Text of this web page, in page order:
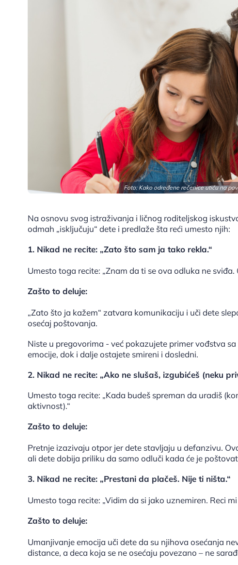
Foto: Kako određene rečenice utiču na
Na osnovu svog istraživanja i ličnog roditeljskog
odmah „isključuju“ dete i predlaže šta reći umesto njih:
1. Nikad ne recite: „Zato što sam ja tako rekla.“
Umesto toga recite: „Znam da ti se ova odluka ne
Zašto to deluje:
„Zato što ja kažem“ zatvara komunikaciju i uči dete
osećaj poštovanja.
Niste u pregovorima - već pokazujete primer vođstva
emocije, dok i dalje ostajete smireni i dosledni.
2. Nikad ne recite: „Ako ne slušaš, izgubićeš (neku
Umesto toga recite: „Kada budeš spreman da uradiš
aktivnost).“
Zašto to deluje:
Pretnje izazivaju otpor jer dete stavljaju u defanzivu.
ali dete dobija priliku da samo odluči kada će je
3. Nikad ne recite: „Prestani da plačeš. Nije ti ništa.“
Umesto toga recite: „Vidim da si jako uznemiren. Reci mi
Zašto to deluje:
Umanjivanje emocija uči dete da su njihova osećanja
distance, a deca koja se ne osećaju povezano – ne